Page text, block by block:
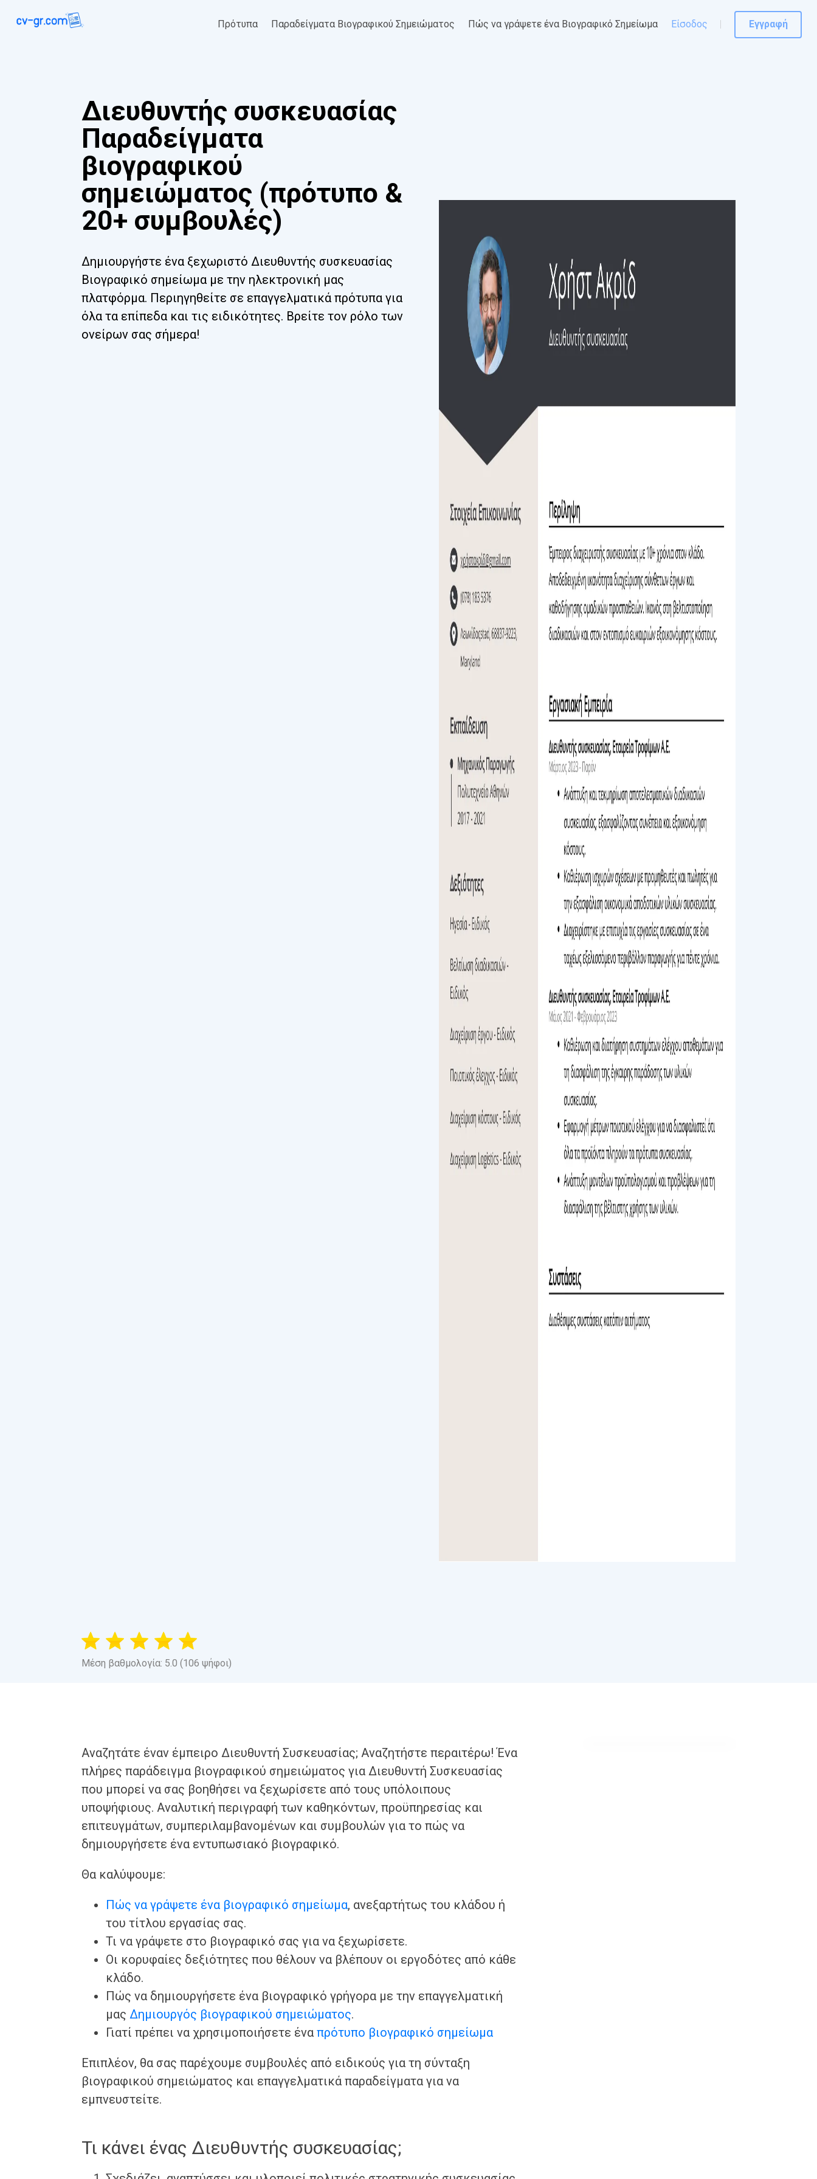
Πρότυπα Παραδείγματα Βιογραφικού Σημειώματος Πώς να γράψετε ένα Βιογραφικό Σημείωμα Είσοδος Εγγραφή
Διευθυντής συσκευασίας
Παραδείγματα
βιογραφικού
σημειώματος (πρότυπο &
20+ συμβουλές)
Δημιουργήστε ένα ξεχωριστό Διευθυντής συσκευασίας
Βιογραφικό σημείωμα με την ηλεκτρονική μας
πλατφόρμα. Περιηγηθείτε σε επαγγελματικά πρότυπα για
όλα τα επίπεδα και τις ειδικότητες. Βρείτε τον ρόλο των
ονείρων σας σήμερα!
Μέση βαθμολογία: 5.0 (106 ψήφοι)
Αναζητάτε έναν έμπειρο Διευθυντή Συσκευασίας; Αναζητήστε περαιτέρω! Ένα
πλήρες παράδειγμα βιογραφικού σημειώματος για Διευθυντή Συσκευασίας
που μπορεί να σας βοηθήσει να ξεχωρίσετε από τους υπόλοιπους
υποψήφιους. Αναλυτική περιγραφή των καθηκόντων, προϋπηρεσίας και
επιτευγμάτων, συμπεριλαμβανομένων και συμβουλών για το πώς να
δημιουργήσετε ένα εντυπωσιακό βιογραφικό.
Θα καλύψουμε:
Πώς να γράψετε ένα βιογραφικό σημείωμα, ανεξαρτήτως του κλάδου ή
του τίτλου εργασίας σας.
Τι να γράψετε στο βιογραφικό σας για να ξεχωρίσετε.
Οι κορυφαίες δεξιότητες που θέλουν να βλέπουν οι εργοδότες από κάθε
κλάδο.
Πώς να δημιουργήσετε ένα βιογραφικό γρήγορα με την επαγγελματική
μαςΔημιουργός βιογραφικού σημειώματος.
Γιατί πρέπει να χρησιμοποιήσετε έναπρότυπο βιογραφικό σημείωμα
Επιπλέον, θα σας παρέχουμε συμβουλές από ειδικούς για τη σύνταξη
βιογραφικού σημειώματος και επαγγελματικά παραδείγματα για να
εμπνευστείτε.
Τι κάνει ένας Διευθυντής συσκευασίας;